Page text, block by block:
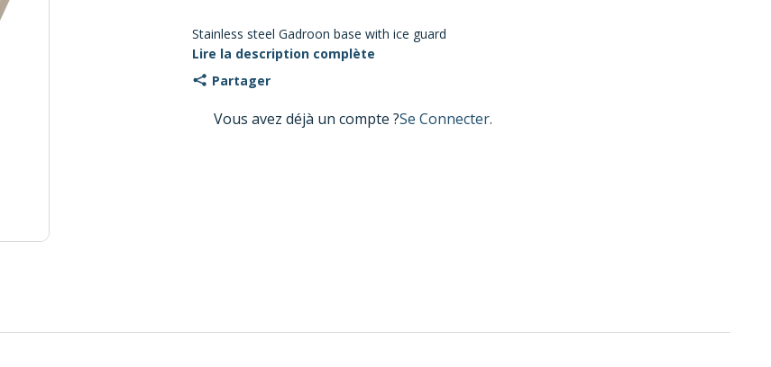
Stainless steel Gadroon base with ice guard
Lire la description complète
Partager
Vous avez déjà un compte ?Se Connecter.